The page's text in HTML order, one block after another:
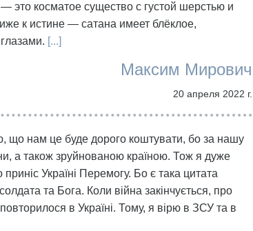
это косматое существо с густой шерстью и
к истине — сатана имеет блёклое,
[...]
Максим Мирович
20 апреля 2022 г.
нам це буде дорого коштувати, бо за нашу
а також зруйнованою країною. Тож я дуже
Україні Перемогу. Бо є така цитата
та Бога. Коли війна закінчується, про
в Україні. Тому, я вірю в ЗСУ та в